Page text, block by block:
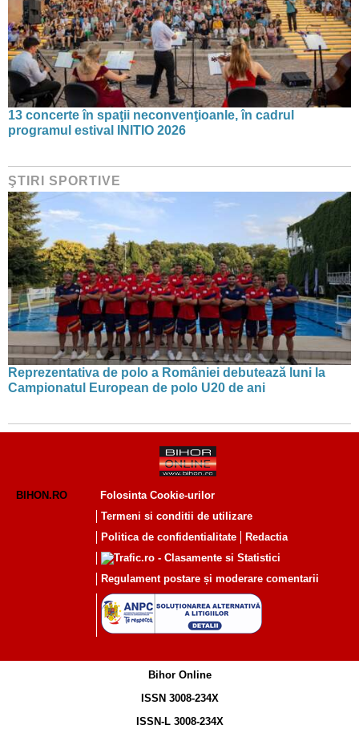
13 concerte în spaţii neconvenţioanle, în cadrul
programul estival INITIO 2026
ŞTIRI SPORTIVE
Reprezentativa de polo a României debutează luni la
Campionatul European de polo U20 de ani
BIHON.RO
Folosinta Cookie-urilor
Termeni si conditii de utilizare
Politica de confidentialitate
Redactia
Regulament postare și moderare comentarii
Bihor Online
ISSN 3008-234X
ISSN-L 3008-234X